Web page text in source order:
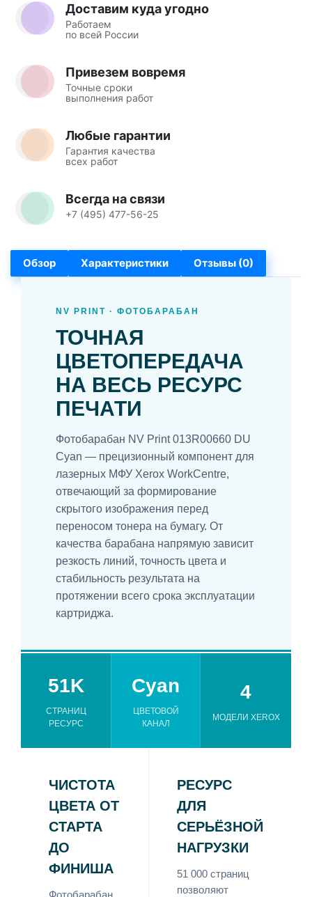
Доставим куда угодно
Работаем
по всей России
Привезем вовремя
Точные сроки
выполнения работ
Любые гарантии
Гарантия качества
всех работ
Всегда на связи
+7 (495) 477-56-25
Обзор Характеристики Отзывы (0)
NV PRINT · ФОТОБАРАБАН
ТОЧНАЯ
ЦВЕТОПЕРЕДАЧА
НА ВЕСЬ РЕСУРС
ПЕЧАТИ
Фотобарабан NV Print 013R00660 DU
Cyan — прецизионный компонент для
лазерных МФУ Xerox WorkCentre,
отвечающий за формирование
скрытого изображения перед
переносом тонера на бумагу. От
качества барабана напрямую зависит
резкость линий, точность цвета и
стабильность результата на
протяжении всего срока эксплуатации
картриджа.
51K
СТРАНИЦ
РЕСУРС
Cyan
ЦВЕТОВОЙ
КАНАЛ
4
МОДЕЛИ XEROX
ЧИСТОТА
ЦВЕТА ОТ
СТАРТА
ДО
ФИНИША
Фотобарабан
РЕСУРС
ДЛЯ
СЕРЬЁЗНОЙ
НАГРУЗКИ
51 000 страниц
позволяют